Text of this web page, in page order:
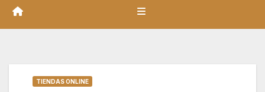
TIENDAS ONLINE